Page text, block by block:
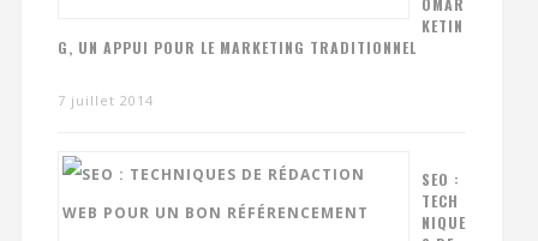
OMAR
KETIN
G, UN APPUI POUR LE MARKETING TRADITIONNEL
7 juillet 2014
SEO :
TECH
NIQUE